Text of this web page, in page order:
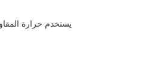
يستخدم حرارة